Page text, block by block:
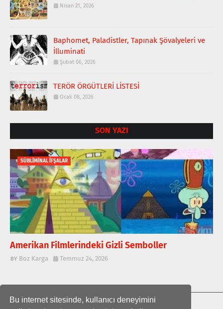
Bu internet sitesinde, kullanıcı deneyimini
Nisan 21, 2026
Baphomet, Paladistler, Tapınak Şövalyeleri ve
İlluminati
Şubat 06, 2026
TERÖR ÖRGÜTLERİ LİSTESİ
Ocak 08, 2026
SON YAZI
SÜBLİMİNAL İFŞALAR
Amerikan Filmlerindeki Gizli Semboller
Boz Karga Temmuz 24, 2026
ANA SAYFA